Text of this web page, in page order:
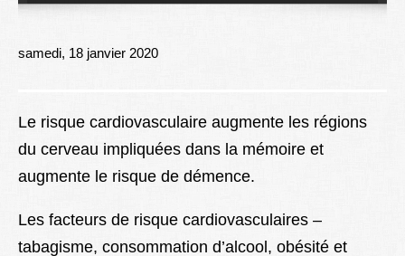
Droit
Lexique
samedi, 18 janvier 2020
Le risque cardiovasculaire augmente les régions
du cerveau impliquées dans la mémoire et
augmente le risque de démence.
Les facteurs de risque cardiovasculaires –
tabagisme, consommation d’alcool, obésité et